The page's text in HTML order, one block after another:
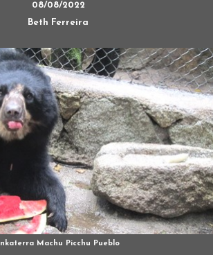
08/08/2022
Beth Ferreira
Inkaterra Machu Picchu Pueblo